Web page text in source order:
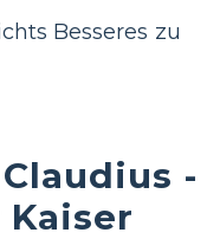
Besseres zu
-